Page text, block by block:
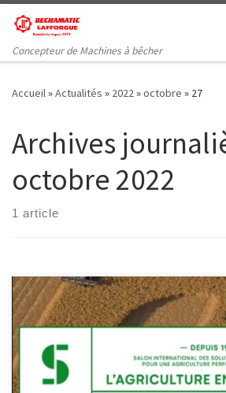
Passer au contenu
Concepteur de Machines à bêcher
Accueil»Actualités » 2022»octobre » 27
Archives
octobre 2022
1 article
Durant 5 jours, nous exposerons nos
rotobêches Grande culture : Série 3000,